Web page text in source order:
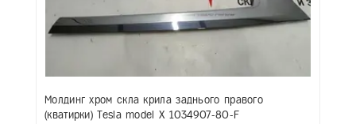
Молдинг хром скла крила заднього правого
(кватирки) Tesla model X 1034907-80-F